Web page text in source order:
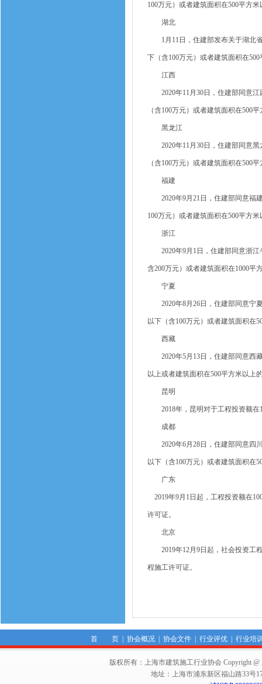
100万元）或者建筑面积在500平方
湖北
1月11日，住建部发布关于湖北省
下（含100万元）或者建筑面积在
江西
2020年11月30日，住建部同意江
（含100万元）或者建筑面积在500
黑龙江
2020年11月30日，住建部同意黑
（含100万元）或者建筑面积在500
福建
2020年9月21日，住建部同意福建
100万元）或者建筑面积在500平方
浙江
2020年9月1日，住建部同意浙江
含200万元）或者建筑面积在1000平
宁夏
2020年8月26日，住建部同意宁夏
以下（含100万元）或者建筑面积在
西藏
2020年5月13日，住建部同意西藏
以上或者建筑面积在500平方米以上
昆明
2018年，昆明对于工程投资额在
成都
2020年6月28日，住建部同意四川
以下（含100万元）或者建筑面积在
广东
2019年9月1日起，工程投资额在
许可证。
北京
2019年12月9日起，社会投资工程
程施工许可证。
首 页| 协会概况| 协会文件| 行业评优| 行业培
版权所有：上海市建筑施工行业协会 Copyright @
地址：上海市浦东新区福山路33号